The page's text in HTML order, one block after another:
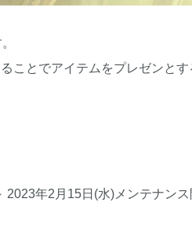
ことでアイテムをプレゼンと
2023年2月15日(水)メンテナン